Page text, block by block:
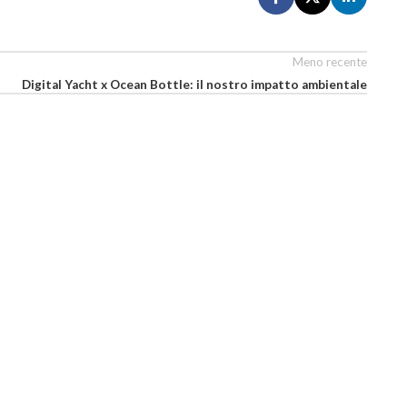
Meno recente
Digital Yacht x Ocean Bottle: il nostro impatto ambientale